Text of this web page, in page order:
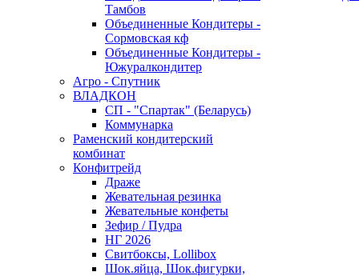
Тамбов
Объединенные Кондитеры -
Сормовская кф
Объединенные Кондитеры -
Южуралкондитер
Агро - Спутник
ВЛАДКОН
СП - "Спартак" (Беларусь)
Коммунарка
Раменский кондитерский
комбинат
Конфитрейд
Драже
Жевательная резинка
Жевательные конфеты
Зефир / Пудра
НГ 2026
Свитбоксы, Lollibox
Шок.яйца, Шок.фигурки,